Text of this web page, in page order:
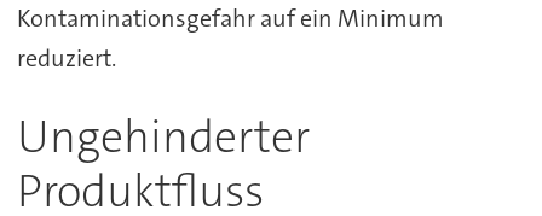
Kontaminationsgefahr auf ein Minimum
reduziert.
Ungehinderter
Produktfluss